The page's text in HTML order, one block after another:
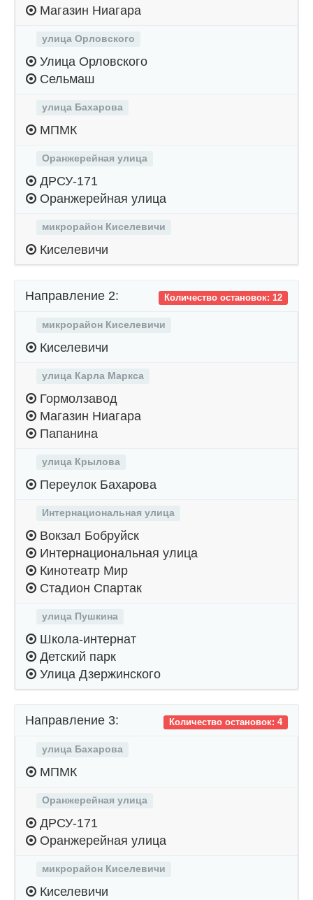
Магазин Ниагара
улица Орловского
Улица Орловского
Сельмаш
улица Бахарова
МПМК
Оранжерейная улица
ДРСУ-171
Оранжерейная улица
микрорайон Киселевичи
Киселевичи
Количество остановок: 12
Направление 2:
микрорайон Киселевичи
Киселевичи
улица Карла Маркса
Гормолзавод
Магазин Ниагара
Папанина
улица Крылова
Переулок Бахарова
Интернациональная улица
Вокзал Бобруйск
Интернациональная улица
Кинотеатр Мир
Стадион Спартак
улица Пушкина
Школа-интернат
Детский парк
Улица Дзержинского
Количество остановок: 4
Направление 3:
улица Бахарова
МПМК
Оранжерейная улица
ДРСУ-171
Оранжерейная улица
микрорайон Киселевичи
Киселевичи